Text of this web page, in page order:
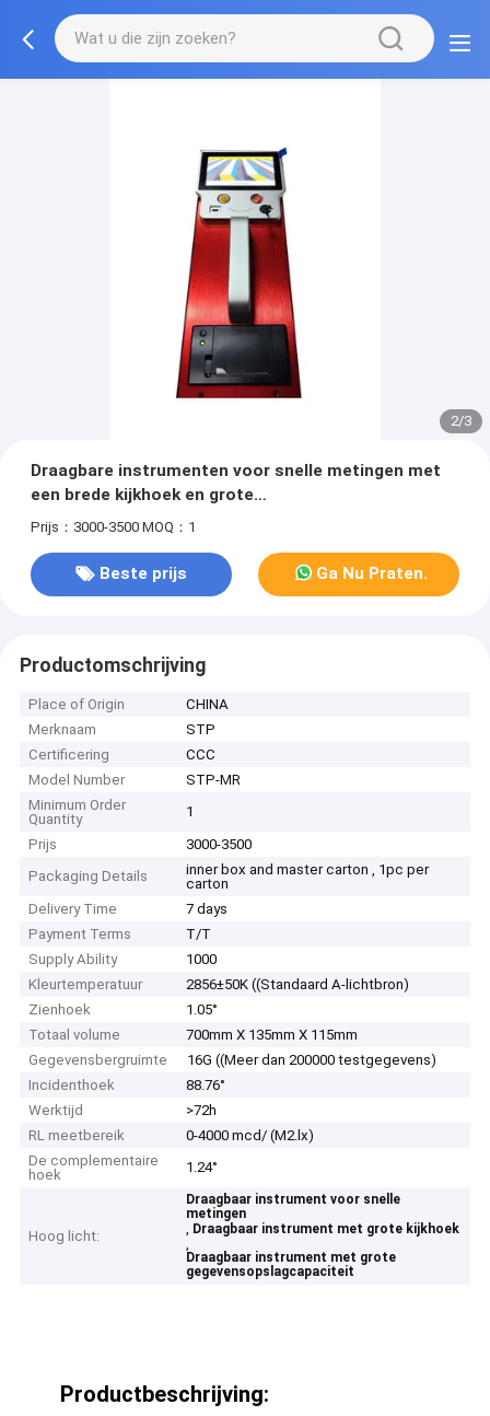
2/3
Draagbare instrumenten voor snelle metingen met
een brede kijkhoek en grote
gegevensopslagcapaciteit
Prijs：3000-3500 MOQ：1
Beste prijs Ga Nu Praten.
Productomschrijving
Place of Origin
CHINA
Merknaam
STP
Certificering
CCC
Model Number
STP-MR
Minimum Order
Quantity
1
Prijs
3000-3500
Packaging Details
inner box and master carton , 1pc per
carton
Delivery Time
7 days
Payment Terms
T/T
Supply Ability
1000
Kleurtemperatuur
2856±50K ((Standaard A-lichtbron)
Zienhoek
1.05°
Totaal volume
700mm X 135mm X 115mm
Gegevensbergruimte
16G ((Meer dan 200000 testgegevens)
Incidenthoek
88.76°
Werktijd
>72h
RL meetbereik
0-4000 mcd/ (M2.lx)
De complementaire
hoek
1.24°
Hoog licht:
Draagbaar instrument voor snelle
metingen
, Draagbaar instrument met grote kijkhoek
,
Draagbaar instrument met grote
gegevensopslagcapaciteit
Productbeschrijving: